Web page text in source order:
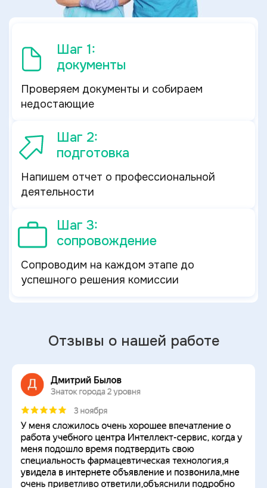
Шаг 1:
документы
Проверяем документы и собираем
недостающие
Шаг 2:
подготовка
Напишем отчет о профессиональной
деятельности
Шаг 3:
сопровождение
Сопроводим на каждом этапе до
успешного решения комиссии
Отзывы о нашей работе